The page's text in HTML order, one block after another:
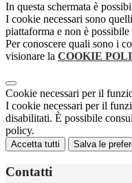
In questa schermata è
I cookie necessari sono
piattaforma e non è
Per conoscere quali sono i
visionare la COOKIE
Cookie necessari per il
I cookie necessari per il
disabilitati. È possibile
policy.
Accetta tutti Salva le
Contatti